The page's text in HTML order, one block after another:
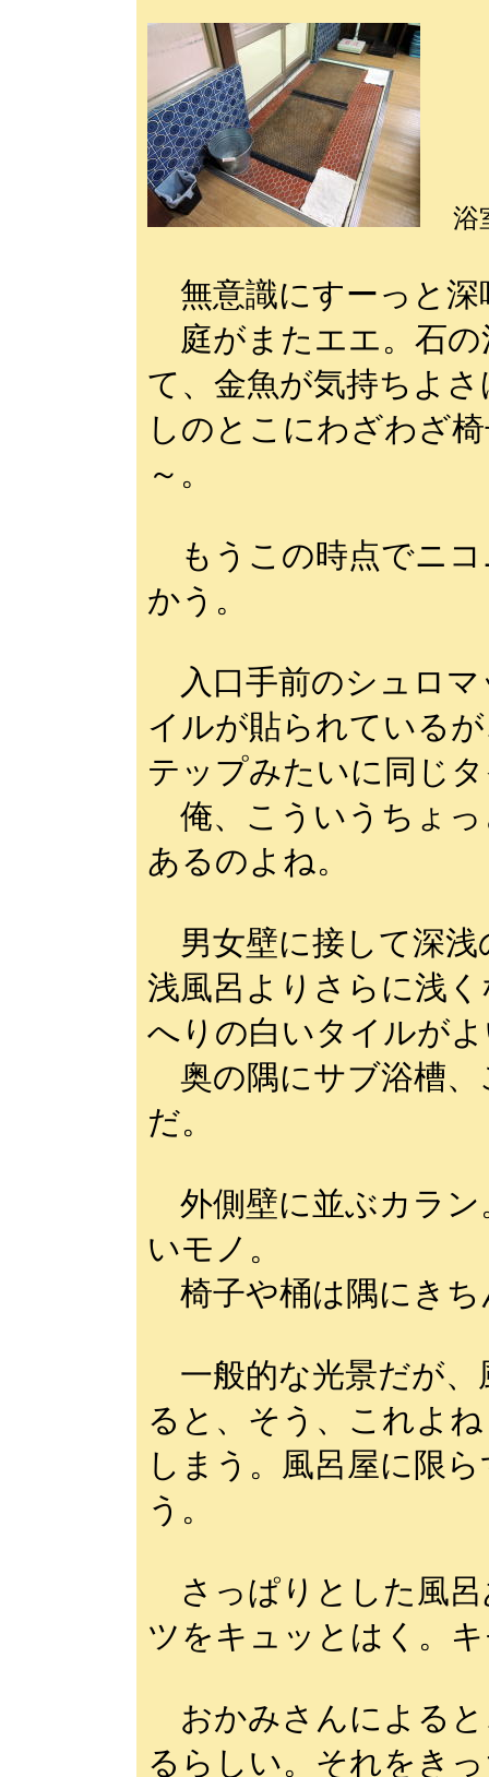
浴
無意識にすーっと深
庭がまたエエ。石の
て、金魚が気持ちよ
しのとこにわざわざ
～。
もうこの時点でニコ
かう。
入口手前のシュロマ
イルが貼られている
テップみたいに同じ
俺、こういうちょっ
あるのよね。
男女壁に接して深浅
浅風呂よりさらに浅
へりの白いタイルが
奥の隅にサブ浴槽、
だ。
外側壁に並ぶカラン
いモノ。
椅子や桶は隅にきち
一般的な光景だが、
ると、そう、これよ
しまう。風呂屋に限
う。
さっぱりとした風呂
ツをキュッとはく。
おかみさんによると
るらしい。それをき